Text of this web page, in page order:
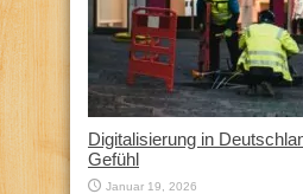
Digitalisierung in
Gefühl
Januar 19, 2026